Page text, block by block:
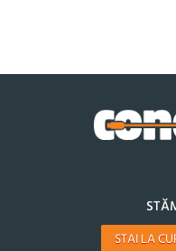
STAI LA